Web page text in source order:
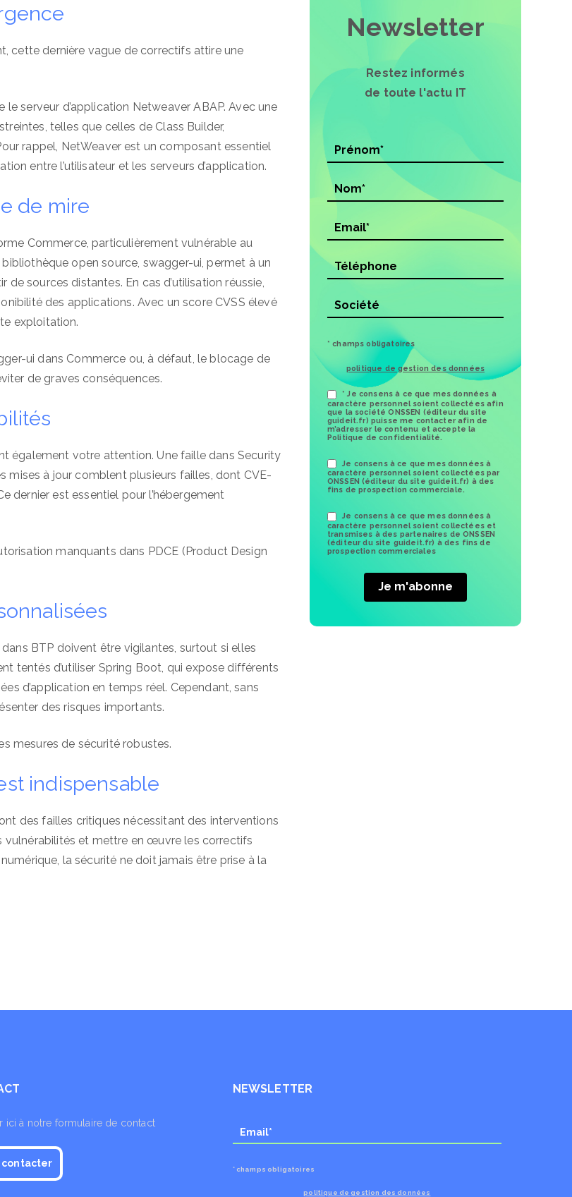
cette dernière vague de correctifs attire une
serveur d’application Netweaver ABAP. Avec une
telles que celles de Class Builder,
rappel, NetWeaver est un composant essentiel
entre l’utilisateur et les serveurs d’application.
de mire
Commerce, particulièrement vulnérable au
open source, swagger-ui, permet à un
sources distantes. En cas d’utilisation réussie,
des applications. Avec un score CVSS élevé
exploitation.
ui dans Commerce ou, à défaut, le blocage de
de graves conséquences.
également votre attention. Une faille dans Security
mises à jour comblent plusieurs failles, dont CVE-
dernier est essentiel pour l’hébergement
manquants dans PDCE (Product Design
BTP doivent être vigilantes, surtout si elles
tentés d’utiliser Spring Boot, qui expose différents
d’application en temps réel. Cependant, sans
des risques importants.
mesures de sécurité robustes.
indispensable
des failles critiques nécessitant des interventions
vulnérabilités et mettre en œuvre les correctifs
la sécurité ne doit jamais être prise à la
Newsletter
Restez informés
de toute l'actu IT
* champs obligatoires
politique de gestion des données
* Je consens à ce que mes données à
caractère personnel soient collectées afin
que la société ONSSEN (éditeur du site
guideit.fr) puisse me contacter afin de
m’adresser le contenu et accepte la
Politique de confidentialité.
Je consens à ce que mes données à
caractère personnel soient collectées par
ONSSEN (éditeur du site guideit.fr) à des
fins de prospection commerciale.
Je consens à ce que mes données à
caractère personnel soient collectées et
transmises à des partenaires de ONSSEN
(éditeur du site guideit.fr) à des fins de
prospection commerciales
ici à notre formulaire de contact
contacter
NEWSLETTER
* champs obligatoires
politique de gestion des données